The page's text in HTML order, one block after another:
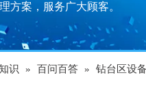
方案，服务广大顾客。
识 » 百问百答 » 钻台区设备